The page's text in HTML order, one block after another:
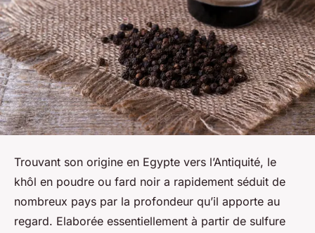
Trouvant son origine en Egypte vers l’Antiquité, le
khôl en poudre ou fard noir a rapidement séduit de
nombreux pays par la profondeur qu’il apporte au
regard. Elaborée essentiellement à partir de sulfure